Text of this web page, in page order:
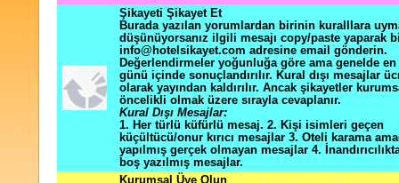
Şikayeti Şikayet Et
Burada yazılan yorumlardan birinin kuralllara
düşünüyorsanız ilgili mesajı copy/paste yaparak
info@hotelsikayet.com adresine email gönderin.
Değerlendirmeler yoğunluğa göre ama genelde
günü içinde sonuçlandırılır. Kural dışı mesajlar
olarak yayından kaldırılır. Ancak şikayetler
öncelikli olmak üzere sırayla cevaplanır.
Kural Dışı Mesajlar:
1. Her türlü küfürlü mesaj. 2. Kişi isimleri geçen
küçültücü/onur kırıcı mesajlar 3. Oteli karama
yapılmış gerçek olmayan mesajlar 4.
boş yazılmış mesajlar.
Kurumsal Üye Olun